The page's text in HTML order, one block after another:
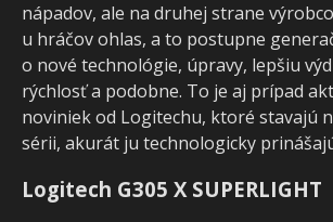
nápadov, ale na druhej strane
u hráčov ohlas, a to postupne
o nové technológie, úpravy, lepšiu
rýchlosť a podobne. To je aj prípad
noviniek od Logitechu, ktoré stavajú
sérii, akurát ju technologicky
Logitech G305 X SUPERLIGHT